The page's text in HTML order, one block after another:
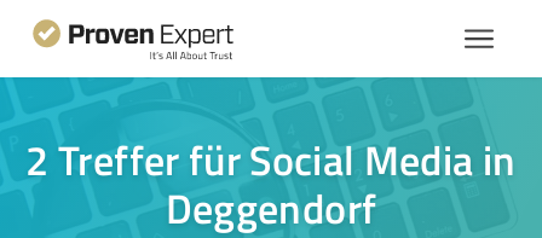
2 Treffer für Social Media in
Deggendorf